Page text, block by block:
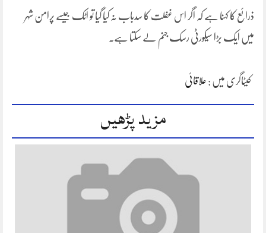
ذرائع کا کہنا ہے کہ اگر اس غفلت کا سدباب نہ کیا گیا تو اٹک جیسے پرامن شہر
میں ایک بڑا سیکورٹی رسک جنم لے سکتا ہے۔
کیٹاگری میں : علاقائی
مزید پڑھیں